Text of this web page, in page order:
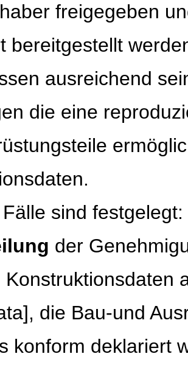
freigegeben
bereitgestellt
ausreichend
die eine
sind festgelegt:
der
Konstruktionsdaten
die Bau-und
konform deklariert